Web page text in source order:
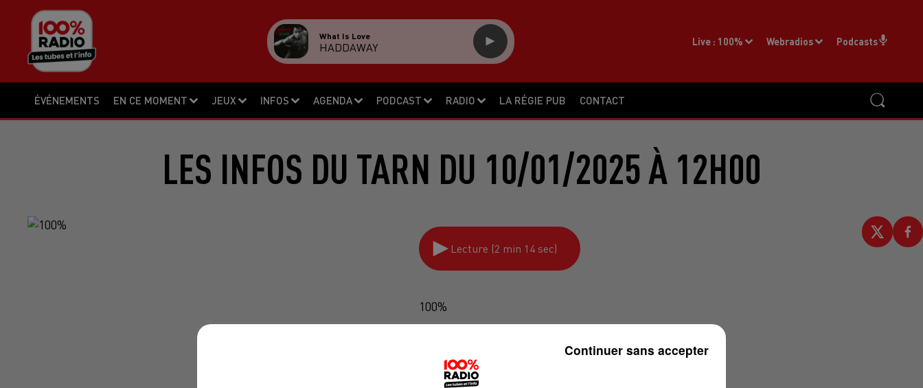
ÉVÉNEMENTS EN CE MOMENT JEUX INFOS AGENDA PODCAST RADIO LA RÉGIE PUB CONTACT
Live : 100% Webradios Podcasts
What Is Love
HADDAWAY
LES INFOS DU TARN DU 10/01/2025 À 12H00
Lecture (2 min 14 sec)
100%
Continuer sans accepter